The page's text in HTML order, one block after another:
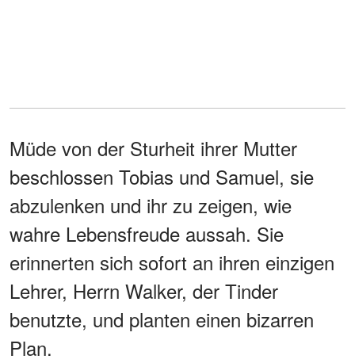
Müde von der Sturheit ihrer Mutter
beschlossen Tobias und Samuel, sie
abzulenken und ihr zu zeigen, wie
wahre Lebensfreude aussah. Sie
erinnerten sich sofort an ihren einzigen
Lehrer, Herrn Walker, der Tinder
benutzte, und planten einen bizarren
Plan.